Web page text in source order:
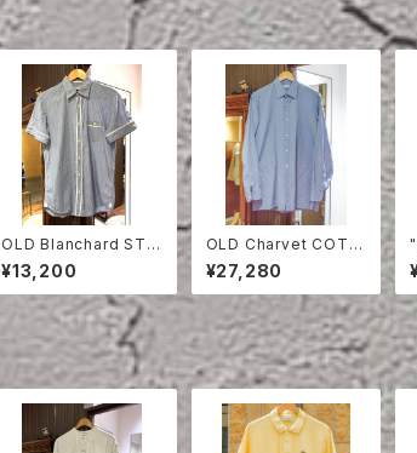
OLD Blanchard STRI
PE COTTON HALF S
LEEVE SHIRT
¥13,200
OLD Charvet COTT
ON SHIRT
¥27,280
"